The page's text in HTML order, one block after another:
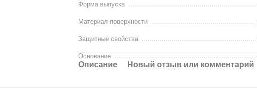
Форма выпуска
Материал поверхности
Защитные свойства
Основание
Описание Новый отзыв или комментарий